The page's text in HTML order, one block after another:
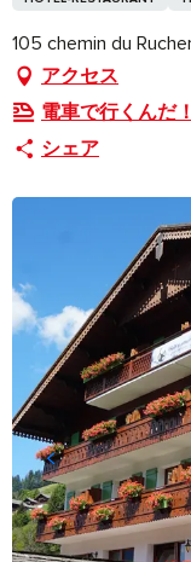
105 chemin du
アクセス
電車で行くんだ！
シェア